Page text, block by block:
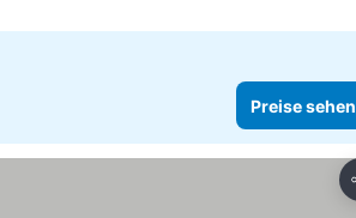
Preise sehen